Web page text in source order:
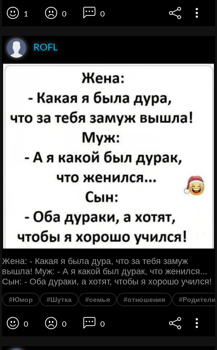
1 0 0
ROFL
Жена: - Какая я была дура, что за тебя замуж
вышла! Муж: - А я какой был дурак, что женился...
Сын: - Оба дураки, а хотят, чтобы я хорошо учился!
#Юмор #Шутка #семья #отношения #Родители
0 0 0